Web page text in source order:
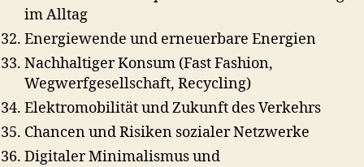
im Alltag
Energiewende und erneuerbare Energien
Nachhaltiger Konsum (Fast Fashion,
Wegwerfgesellschaft, Recycling)
Elektromobilität und Zukunft des Verkehrs
Chancen und Risiken sozialer Netzwerke
Digitaler Minimalismus und